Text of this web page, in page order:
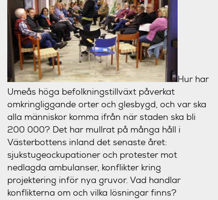
Hur har
Umeås höga befolkningstillväxt påverkat
omkringliggande orter och glesbygd, och var ska
alla människor komma ifrån när staden ska bli
200 000? Det har mullrat på många håll i
Västerbottens inland det senaste året:
sjukstugeockupationer och protester mot
nedlagda ambulanser, konflikter kring
projektering inför nya gruvor. Vad handlar
konflikterna om och vilka lösningar finns?